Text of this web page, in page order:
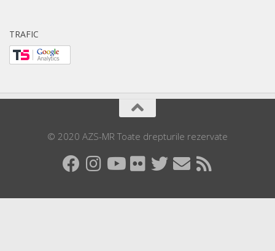
TRAFIC
© 2020 AZS-MR Toate drepturile rezervate